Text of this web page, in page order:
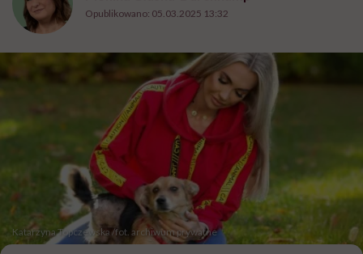
Opublikowano: 05.03.2025 13:32
Katarzyna Topczewska /fot. archiwum prywatne